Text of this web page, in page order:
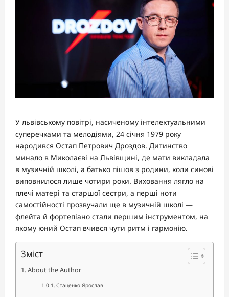
У львівському повітрі, насиченому інтелектуальними
суперечками та мелодіями, 24 січня 1979 року
народився Остап Петрович Дроздов. Дитинство
минало в Миколаєві на Львівщині, де мати викладала
в музичній школі, а батько пішов з родини, коли синові
виповнилося лише чотири роки. Виховання лягло на
плечі матері та старшої сестри, а перші ноти
самостійності прозвучали ще в музичній школі —
флейта й фортепіано стали першим інструментом, на
якому юний Остап вчився чути ритм і гармонію.
Зміст
About the Author
Стаценко Ярослав